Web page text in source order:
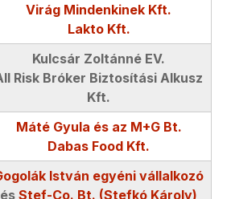
Virág Mindenkinek Kft.
Lakto Kft.
Kulcsár Zoltánné EV.
Risk Bróker Biztosítási Alkusz
Kft.
Máté Gyula és az M+G Bt.
Dabas Food Kft.
István egyéni vállalkozó
és Stef-Co. Bt. (Stefkó Károly)